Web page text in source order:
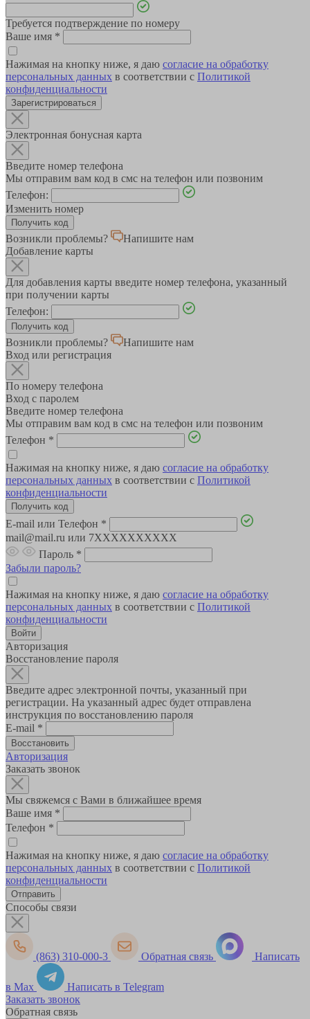
Требуется подтверждение по номеру
Ваше имя *
Нажимая на кнопку ниже, я даю согласие на обработку
персональных данных в соответствии с Политикой
конфиденциальности
Зарегистрироваться
Электронная бонусная карта
Введите номер телефона
Мы отправим вам код в смс на телефон или позвоним
Телефон:
Изменить номер
Возникли проблемы?
Напишите нам
Добавление карты
Для добавления карты введите номер телефона, указанный
при получении карты
Телефон:
Возникли проблемы?
Напишите нам
Вход или регистрация
По номеру телефона
Вход с паролем
Введите номер телефона
Мы отправим вам код в смс на телефон или позвоним
Телефон *
Нажимая на кнопку ниже, я даю согласие на обработку
персональных данных в соответствии с Политикой
конфиденциальности
E-mail или Телефон *
mail@mail.ru или 7XXXXXXXXXX
Пароль *
Забыли пароль?
Нажимая на кнопку ниже, я даю согласие на обработку
персональных данных в соответствии с Политикой
конфиденциальности
Авторизация
Восстановление пароля
Введите адрес электронной почты, указанный при
регистрации. На указанный адрес будет отправлена
инструкция по восстановлению пароля
E-mail *
Авторизация
Заказать звонок
Мы свяжемся с Вами в ближайшее время
Ваше имя *
Телефон *
Нажимая на кнопку ниже, я даю согласие на обработку
персональных данных в соответствии с Политикой
конфиденциальности
Способы связи
(863) 310-000-3 Обратная связь Написать
в Max
Написать в Telegram
Заказать звонок
Обратная связь